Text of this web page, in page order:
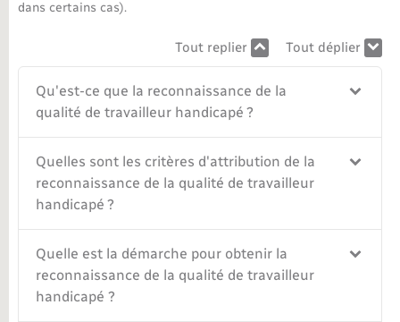
Sécurité - Prévention
Seniors
Transports
Voirie et espace public
dans certains cas).
Tout replier Tout déplier
Qu'est-ce que la reconnaissance de la
qualité de travailleur handicapé ?
Quelles sont les critères d'attribution de la
reconnaissance de la qualité de travailleur
handicapé ?
Quelle est la démarche pour obtenir la
reconnaissance de la qualité de travailleur
handicapé ?